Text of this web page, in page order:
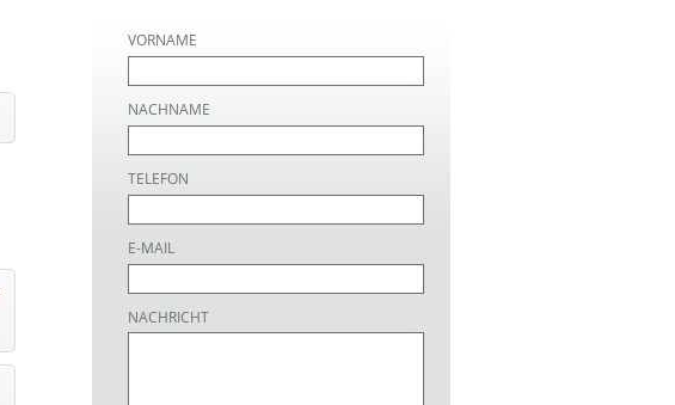
VORNAME
NACHNAME
TELEFON
E-MAIL
NACHRICHT